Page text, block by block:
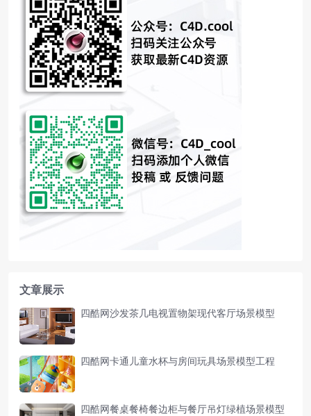
文章展示
四酷网沙发茶几电视置物架现代客厅场景模型
四酷网卡通儿童水杯与房间玩具场景模型工程
四酷网餐桌餐椅餐边柜与餐厅吊灯绿植场景模型